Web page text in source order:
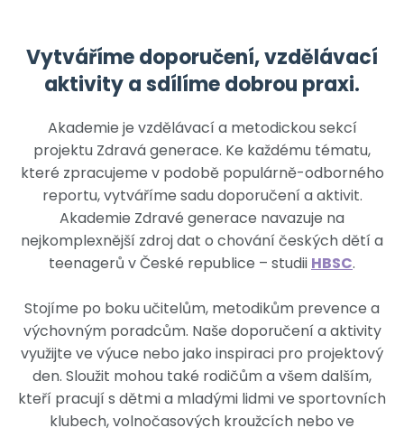
Vytváříme doporučení, vzdělávací
aktivity a sdílíme dobrou praxi.
Akademie je vzdělávací a metodickou sekcí
projektu Zdravá generace. Ke každému tématu,
které zpracujeme v podobě populárně-odborného
reportu, vytváříme sadu doporučení a aktivit.
Akademie Zdravé generace navazuje na
nejkomplexnější zdroj dat o chování českých dětí a
teenagerů v České republice – studii HBSC.
Stojíme po boku učitelům, metodikům prevence a
výchovným poradcům. Naše doporučení a aktivity
využijte ve výuce nebo jako inspiraci pro projektový
den. Sloužit mohou také rodičům a všem dalším,
kteří pracují s dětmi a mladými lidmi ve sportovních
klubech, volnočasových kroužcích nebo ve